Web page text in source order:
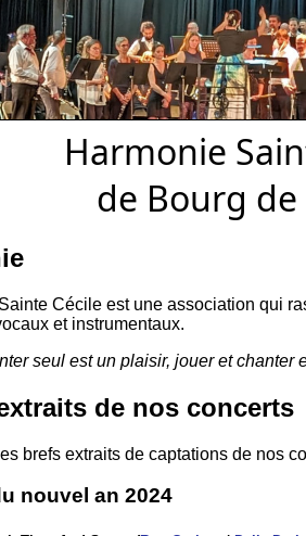
Harmonie
de Bourg de
Cécile est une association qui
et instrumentaux.
seul est un plaisir, jouer et chanter
de nos concerts
brefs extraits de captations de nos
nouvel an 2024